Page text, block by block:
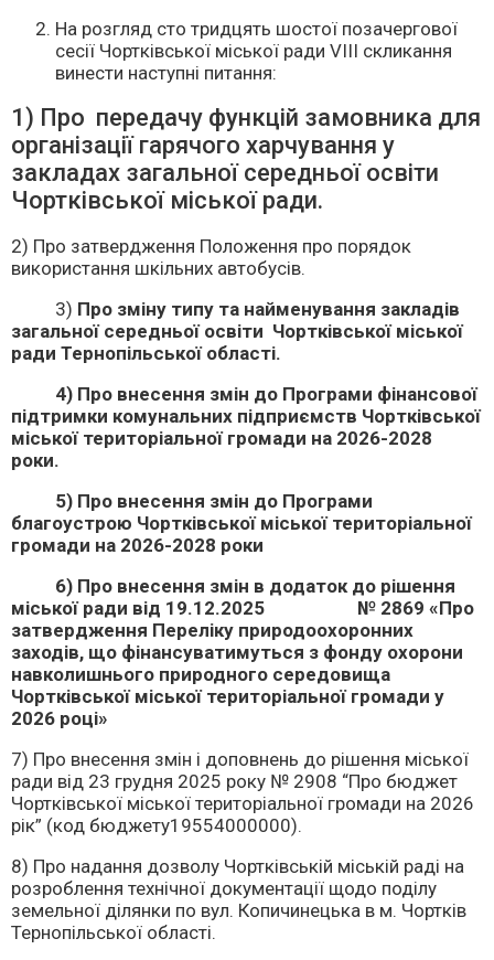
На розгляд сто тридцять шостої позачергової
сесії Чортківської міської ради VІІІ скликання
винести наступні питання:
1) Про передачу функцій замовника для
організації гарячого харчування у
закладах загальної середньої освіти
Чортківської міської ради.
2) Про затвердження Положення про порядок
використання шкільних автобусів.
3) Про зміну типу та найменування закладів
загальної середньої освіти Чортківської міської
ради Тернопільської області.
4) Про внесення змін до Програми фінансової
підтримки комунальних підприємств Чортківської
міської територіальної громади на 2026-2028
роки.
5) Про внесення змін до Програми
благоустрою Чортківської міської територіальної
громади на 2026-2028 роки
6) Про внесення змін в додаток до рішення
міської ради від 19.12.2025 № 2869 «Про
затвердження Переліку природоохоронних
заходів, що фінансуватимуться з фонду охорони
навколишнього природного середовища
Чортківської міської територіальної громади у
2026 році»
7) Про внесення змін і доповнень до рішення міської
ради від 23 грудня 2025 року № 2908 “Про бюджет
Чортківської міської територіальної громади на 2026
рік” (код бюджету19554000000).
8) Про надання дозволу Чортківській міській раді на
розроблення технічної документації щодо поділу
земельної ділянки по вул. Копичинецька в м. Чортків
Тернопільської області.